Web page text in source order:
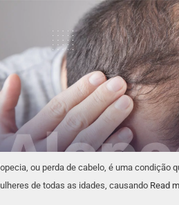
ou perda de cabelo, é uma condição
de todas as idades, causando Read